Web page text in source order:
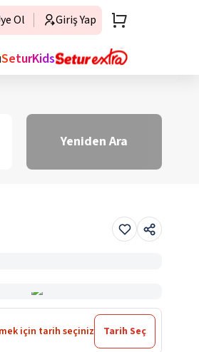
Ol Giriş Yap
SeturKids
Yeniden Ara
için tarih seçiniz Tarih Seç